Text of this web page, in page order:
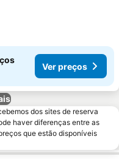
Ver preços
dos sites de reserva
haver diferenças entre as
que estão disponíveis